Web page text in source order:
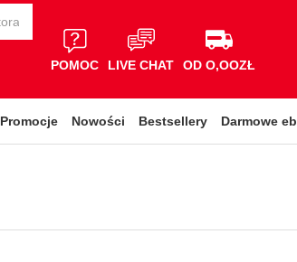
POMOC LIVE CHAT OD O,OOZŁ
Promocje Nowości Bestsellery Darmowe